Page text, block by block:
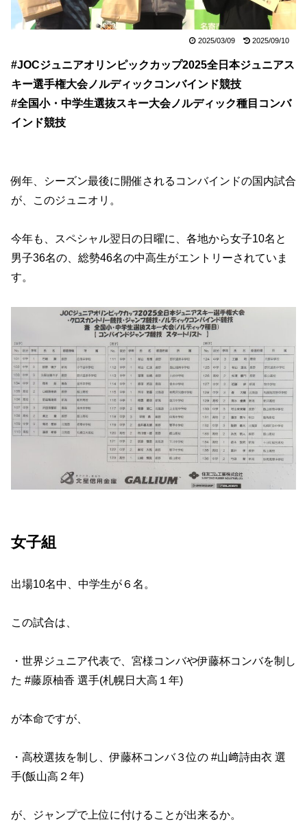
2025/03/09 2025/09/10
#JOCジュニアオリンピックカップ2025全日本ジュニアス
キー選手権大会ノルディックコンバインド競技
#全国小・中学生選抜スキー大会ノルディック種目コンバ
インド競技
例年、シーズン最後に開催されるコンバインドの国内試合
が、このジュニオリ。
今年も、スペシャル翌日の日曜に、各地から女子10名と
男子36名の、総勢46名の中高生がエントリーされていま
す。
女子組
出場10名中、中学生が６名。
この試合は、
・世界ジュニア代表で、宮様コンバや伊藤杯コンバを制し
た #藤原柚香 選手(札幌日大高１年)
が本命ですが、
・高校選抜を制し、伊藤杯コンバ３位の #山﨑詩由衣 選
手(飯山高２年)
が、ジャンプで上位に付けることが出来るか。